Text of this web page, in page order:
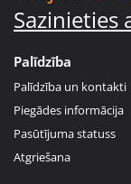
Sazinieties
Palīdzība
Palīdzība un kontakti
Piegādes informācija
Pasūtījuma statuss
Atgriešana